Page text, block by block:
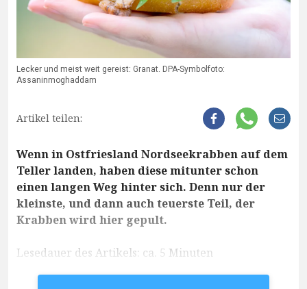
Lecker und meist weit gereist: Granat. DPA-Symbolfoto:
Assaninmoghaddam
Artikel teilen:
Wenn in Ostfriesland Nordseekrabben auf dem
Teller landen, haben diese mitunter schon
einen langen Weg hinter sich. Denn nur der
kleinste, und dann auch teuerste Teil, der
Krabben wird hier gepult.
Lesedauer des Artikels: ca. 5 Minuten